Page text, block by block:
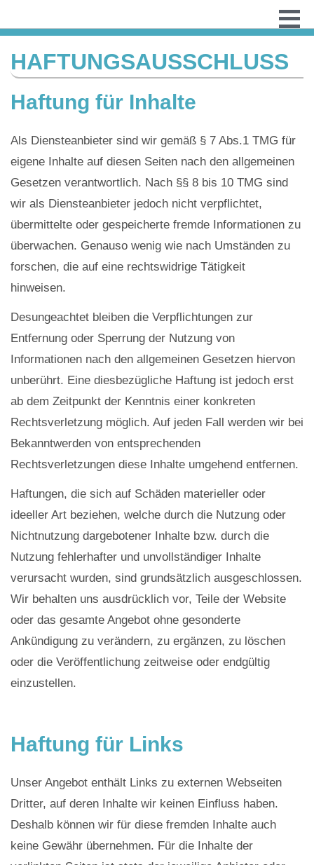
HAFTUNGSAUSSCHLUSS
Haftung für Inhalte
Als Diensteanbieter sind wir gemäß § 7 Abs.1 TMG für
eigene Inhalte auf diesen Seiten nach den allgemeinen
Gesetzen verantwortlich. Nach §§ 8 bis 10 TMG sind
wir als Diensteanbieter jedoch nicht verpflichtet,
übermittelte oder gespeicherte fremde Informationen zu
überwachen. Genauso wenig wie nach Umständen zu
forschen, die auf eine rechtswidrige Tätigkeit
hinweisen.
Desungeachtet bleiben die Verpflichtungen zur
Entfernung oder Sperrung der Nutzung von
Informationen nach den allgemeinen Gesetzen hiervon
unberührt. Eine diesbezügliche Haftung ist jedoch erst
ab dem Zeitpunkt der Kenntnis einer konkreten
Rechtsverletzung möglich. Auf jeden Fall werden wir bei
Bekanntwerden von entsprechenden
Rechtsverletzungen diese Inhalte umgehend entfernen.
Haftungen, die sich auf Schäden materieller oder
ideeller Art beziehen, welche durch die Nutzung oder
Nichtnutzung dargebotener Inhalte bzw. durch die
Nutzung fehlerhafter und unvollständiger Inhalte
verursacht wurden, sind grundsätzlich ausgeschlossen.
Wir behalten uns ausdrücklich vor, Teile der Website
oder das gesamte Angebot ohne gesonderte
Ankündigung zu verändern, zu ergänzen, zu löschen
oder die Veröffentlichung zeitweise oder endgültig
einzustellen.
​​Haftung für Links
​Unser Angebot enthält Links zu externen Webseiten
Dritter, auf deren Inhalte wir keinen Einfluss haben.
Deshalb können wir für diese fremden Inhalte auch
keine Gewähr übernehmen. Für die Inhalte der